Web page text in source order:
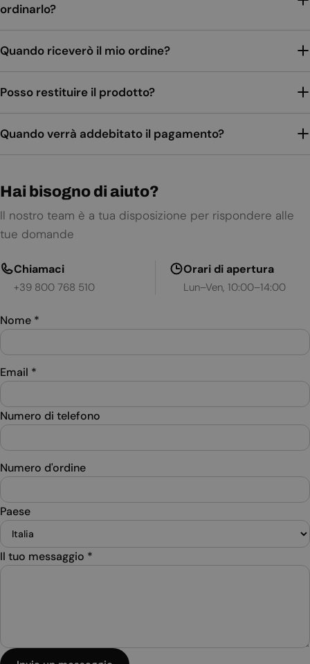
ordinarlo?
Quando riceverò il mio ordine?
Posso restituire il prodotto?
Quando verrà addebitato il pagamento?
Hai bisogno di aiuto?
Il nostro team è a tua disposizione per rispondere alle
tue domande
Chiamaci
+39 800 768 510
Orari di apertura
Lun–Ven, 10:00–14:00
Nome *
Email *
Numero di telefono
Numero d'ordine
Paese
Il tuo messaggio *